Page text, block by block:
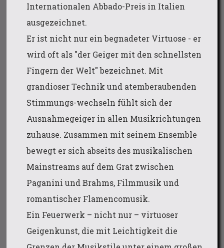
Internationalen Abbado-Preis in Italien
ausgezeichnet.
Er ist nicht nur ein begnadeter Virtuose - er
wird oft als "der Geiger mit den schnellsten
Fingern der Welt" bezeichnet. Mit
grandioser Technik und atemberaubenden
Stimmungs-wechseln fühlt sich der
Ausnahmegeiger in allen Musikrichtungen
zuhause. Zusammen mit seinem Ensemble
bewegt er sich abseits des musikalischen
Mainstreams auf dem Grat zwischen
Paganini und Brahms, Filmmusik und
romantischer Flamencomusik.
Ein Feuerwerk – nicht nur – virtuoser
Geigenkunst, die mit Leichtigkeit die